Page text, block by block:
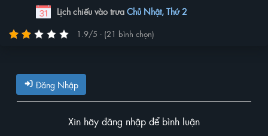
Tập 12 Tập 11 Tập 10
Tập 8 Tập 7
Lịch chiếu vào trưa Chủ Nhật, Thứ 2
1.9/5 - (21 bình chọn)
Đăng Nhập
Xin hãy đăng nhập để bình luận